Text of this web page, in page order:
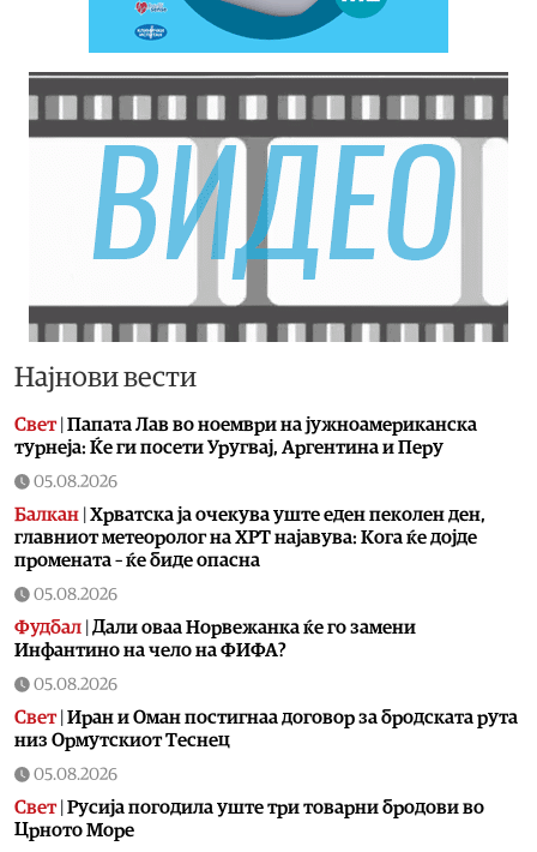
Најнови вести
Свет| Папата Лав во ноември на јужноамериканска
турнеја: Ќе ги посети Уругвај, Аргентина и Перу
05.08.2026
Балкан Хрватска ја очекува уште еден пеколен ден,
главниот метеоролог на ХРТ најавува: Кога ќе дојде
промената – ќе биде опасна
05.08.2026
Фудбал Дали оваа Норвежанка ќе го замени
Инфантино на чело на ФИФА?
05.08.2026
Свет| Иран и Оман постигнаа договор за бродската рута
низ Ормутскиот Теснец
05.08.2026
Свет| Русија погодила уште три товарни бродови во
Црното Море